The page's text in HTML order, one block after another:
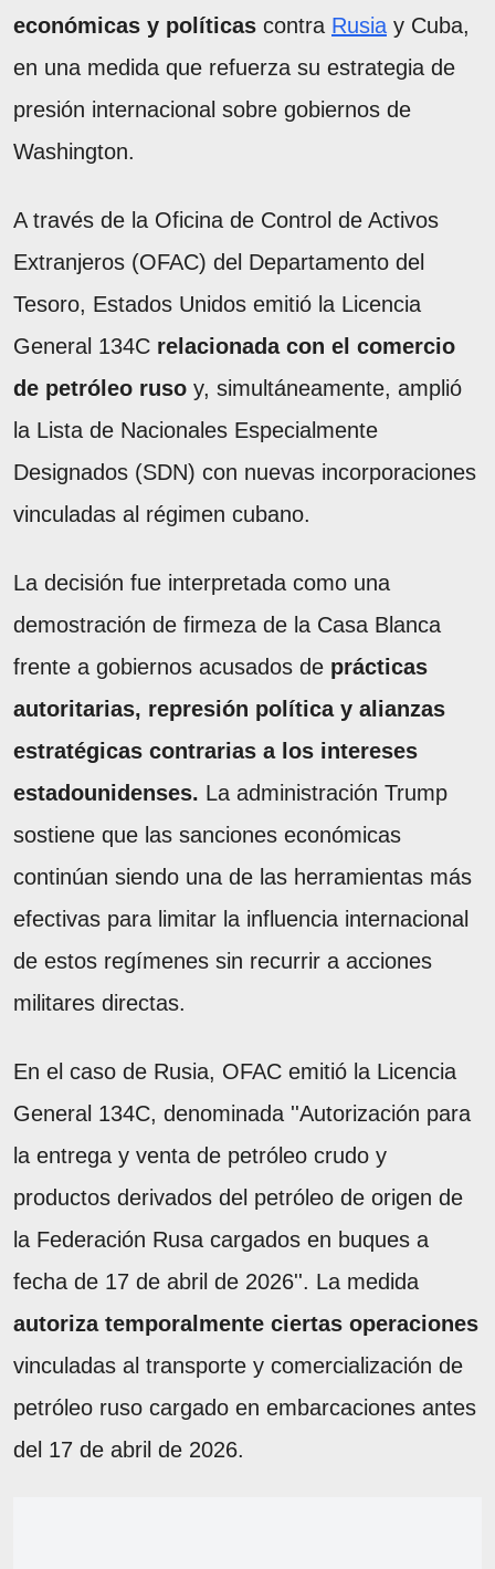
económicas y políticas contra Rusia y Cuba,
en una medida que refuerza su estrategia de
presión internacional sobre gobiernos de
Washington.
A través de la Oficina de Control de Activos
Extranjeros (OFAC) del Departamento del
Tesoro, Estados Unidos emitió la Licencia
General 134C relacionada con el comercio
de petróleo ruso y, simultáneamente, amplió
la Lista de Nacionales Especialmente
Designados (SDN) con nuevas incorporaciones
vinculadas al régimen cubano.
La decisión fue interpretada como una
demostración de firmeza de la Casa Blanca
frente a gobiernos acusados de prácticas
autoritarias, represión política y alianzas
estratégicas contrarias a los intereses
estadounidenses. La administración Trump
sostiene que las sanciones económicas
continúan siendo una de las herramientas más
efectivas para limitar la influencia internacional
de estos regímenes sin recurrir a acciones
militares directas.
En el caso de Rusia, OFAC emitió la Licencia
General 134C, denominada ''Autorización para
la entrega y venta de petróleo crudo y
productos derivados del petróleo de origen de
la Federación Rusa cargados en buques a
fecha de 17 de abril de 2026''. La medida
autoriza temporalmente ciertas operaciones
vinculadas al transporte y comercialización de
petróleo ruso cargado en embarcaciones antes
del 17 de abril de 2026.